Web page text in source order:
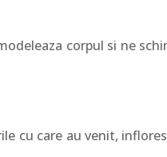
corpul si ne
cu care au venit,